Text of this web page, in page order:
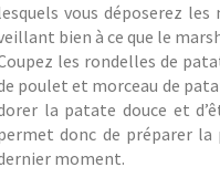
vous déposerez
bien à ce que le
les rondelles de
poulet et morceau de
la patate douce et
donc de préparer
moment.